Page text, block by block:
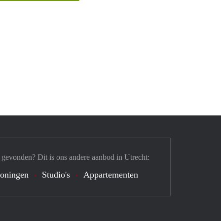
Dit is ons andere aanbod in Utrecht:
Studio's Appartementen